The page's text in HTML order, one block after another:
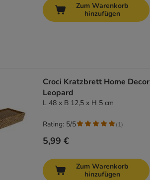
Zum Warenkorb
hinzufügen
Croci Kratzbrett Home Decor
Leopard
L 48 x B 12,5 x H 5 cm
5,99 €
Rating: 5/5 (1)
Zum Warenkorb
hinzufügen